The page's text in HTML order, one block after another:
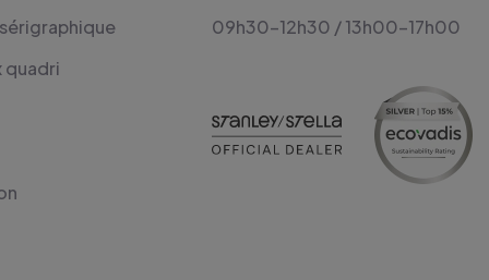
quadri
09h30-12h30 / 13h00-17h00